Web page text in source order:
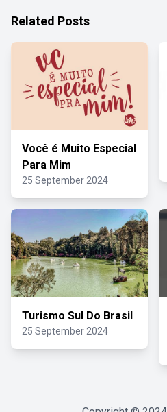
Related Posts
Você é Muito Especial
Para Mim
25 September 2024
Turismo Sul Do Brasil
25 September 2024